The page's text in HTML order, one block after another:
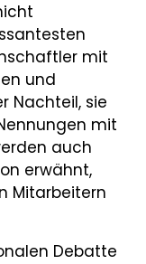
mit
und
Nachteil, sie
mit
auch
erwähnt,
Mitarbeitern
Debatte